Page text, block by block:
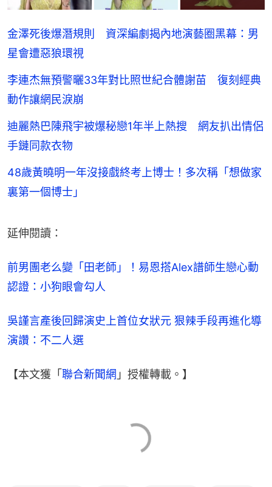
金澤死後爆潛規則 資深編劇揭內地演藝圈黑幕：男
星會遭惡狼環視
李連杰無預警曬33年對比照世紀合體謝苗 復刻經典
動作讓網民淚崩
迪麗熱巴陳飛宇被爆秘戀1年半上熱搜 網友扒出情侶
手鏈同款衣物
48歲黃曉明一年沒接戲終考上博士！多次稱「想做家
裏第一個博士」
延伸閱讀：
前男團老么變「田老師」！易恩搭Alex譜師生戀心動
認證：小狗眼會勾人
吳謹言產後回歸演史上首位女狀元 狠辣手段再進化導
演讚：不二人選
【本文獲「聯合新聞網 」授權轉載。】